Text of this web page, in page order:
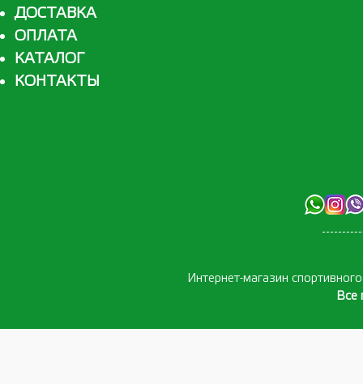
ДОСТАВКА
ОПЛАТА
КАТАЛОГ
КОНТАКТЫ
Интернет-магазин
Все